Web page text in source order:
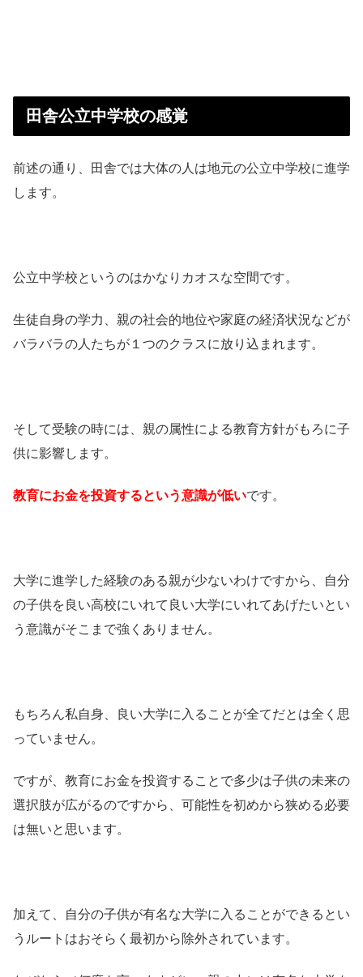
田舎公立中学校の感覚
前述の通り、田舎では大体の人は地元の公立中学校に進学
します。
公立中学校というのはかなりカオスな空間です。
生徒自身の学力、親の社会的地位や家庭の経済状況などが
バラバラの人たちが１つのクラスに放り込まれます。
そして受験の時には、親の属性による教育方針がもろに子
供に影響します。
教育にお金を投資するという意識が低いです。
大学に進学した経験のある親が少ないわけですから、自分
の子供を良い高校にいれて良い大学にいれてあげたいとい
う意識がそこまで強くありません。
もちろん私自身、良い大学に入ることが全てだとは全く思
っていません。
ですが、教育にお金を投資することで多少は子供の未来の
選択肢が広がるのですから、可能性を初めから狭める必要
は無いと思います。
加えて、自分の子供が有名な大学に入ることができるとい
うルートはおそらく最初から除外されています。